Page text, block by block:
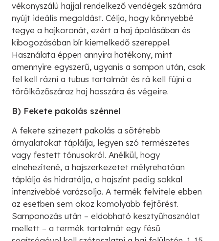
vékonyszálú hajjal rendelkező vendégek számára
nyújt ideális megoldást. Célja, hogy könnyebbé
tegye a hajkoronát, ezért a haj ápolásában és
kibogozásában bír kiemelkedő szereppel.
Használata éppen annyira hatékony, mint
amennyire egyszerű, ugyanis a sampon után, csak
fel kell rázni a tubus tartalmát és rá kell fújni a
törölközőszáraz haj hosszára és végeire.
B) Fekete pakolás szénnel
A fekete színezett pakolás a sötétebb
árnyalatokat táplálja, legyen szó természetes
vagy festett tónusokról. Anélkül, hogy
elnehezítené, a hajszerkezetet mélyrehatóan
táplálja és hidratálja, a hajszínt pedig sokkal
intenzívebbé varázsolja. A termék felvitele ebben
az esetben sem okoz komolyabb fejtörést.
Samponozás után – eldobható kesztyűhasználat
mellett – a termék tartalmát egy fésű